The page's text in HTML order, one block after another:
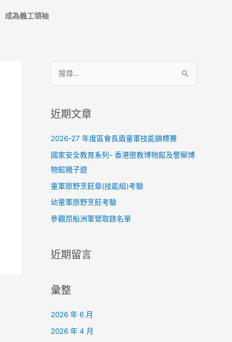
成為義工領袖
鍵
字
近期文章
2026-27 年度區會長盾童軍技能錦標賽
國家安全教育系列- 香港懲教博物館及警察博
物館親子遊
童軍原野烹飪章(技能組)考驗
幼童軍原野烹飪考驗
參觀昂船洲軍營取錄名單
近期留言
彙整
2026 年 6 月
2026 年 4 月